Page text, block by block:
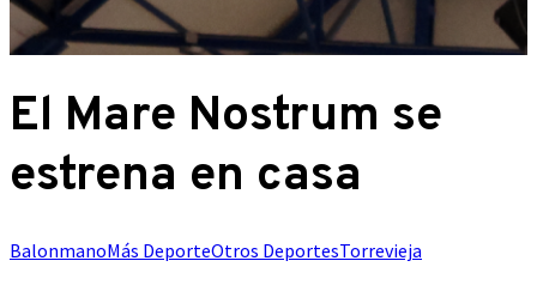
El Mare Nostrum se
estrena en casa
BalonmanoMás DeporteOtros DeportesTorrevieja